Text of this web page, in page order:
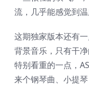
流，几乎能感觉到温
这期独家版本还有
背景音乐，只有干
特别看重的一点，
来个钢琴曲、小提